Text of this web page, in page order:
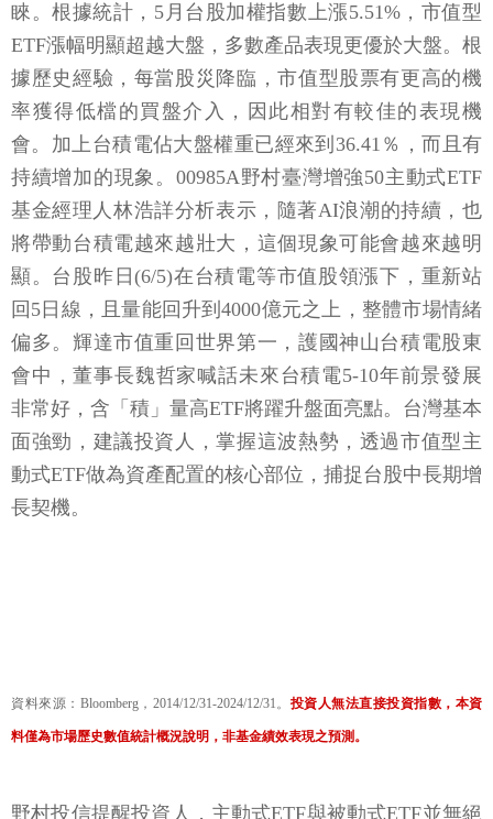
睞。根據統計，5月台股加權指數上漲5.51%，市值型
ETF漲幅明顯超越大盤，多數產品表現更優於大盤。根
據歷史經驗，每當股災降臨，市值型股票有更高的機
率獲得低檔的買盤介入，因此相對有較佳的表現機
會。加上台積電佔大盤權重已經來到36.41％，而且有
持續增加的現象。00985A野村臺灣增強50主動式ETF
基金經理人林浩詳分析表示，隨著AI浪潮的持續，也
將帶動台積電越來越壯大，這個現象可能會越來越明
顯。台股昨日(6/5)在台積電等市值股領漲下，重新站
回5日線，且量能回升到4000億元之上，整體市場情緒
偏多。輝達市值重回世界第一，護國神山台積電股東
會中，董事長魏哲家喊話未來台積電5-10年前景發展
非常好，含「積」量高ETF將躍升盤面亮點。台灣基本
面強勁，建議投資人，掌握這波熱勢，透過市值型主
動式ETF做為資產配置的核心部位，捕捉台股中長期增
長契機。
資料來源：Bloomberg，2014/12/31-2024/12/31。 投資人無法直接投資指數，本資
料僅為市場歷史數值統計概況說明，非基金績效表現之預測。
野村投信提醒投資人，主動式ETF與被動式ETF並無絕